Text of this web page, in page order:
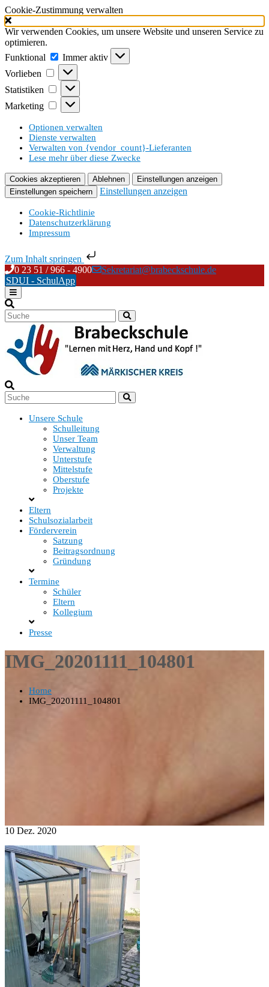
Cookie-Zustimmung verwalten
Wir verwenden Cookies, um unsere Website und unseren Service zu
optimieren.
Funktional
Funktional
Immer aktiv
Vorlieben
Vorlieben
Statistiken Statistiken
Marketing Marketing
Optionen verwalten
Dienste verwalten
Verwalten von {vendor_count}-Lieferanten
Lese mehr über diese Zwecke
Cookies akzeptieren Ablehnen
Einstellungen anzeigen
Einstellungen speichern
Einstellungen anzeigen
Cookie-Richtlinie
Datenschutzerklärung
Impressum
Zum Inhalt springen
Skip
to
content
0 23 51 / 966 - 4900
Sekretariat@brabeckschule.de
SDUI - SchulApp
Unsere Schule
Schulleitung
Unser Team
Verwaltung
Unterstufe
Mittelstufe
Oberstufe
Projekte
Eltern
Schulsozialarbeit
Förderverein
Satzung
Beitragsordnung
Gründung
Termine
Schüler
Eltern
Kollegium
Presse
IMG_20201111_104801
Home
IMG_20201111_104801
10 Dez. 2020